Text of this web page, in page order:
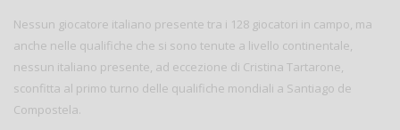
Nessun giocatore italiano presente tra i 128 giocatori in campo, ma
anche nelle qualifiche che si sono tenute a livello continentale,
nessun italiano presente, ad eccezione di Cristina Tartarone,
sconfitta al primo turno delle qualifiche mondiali a Santiago de
Compostela.